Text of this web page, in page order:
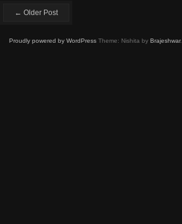
← Older Post
Proudly powered by WordPress Theme: Nishita by Brajeshwar.